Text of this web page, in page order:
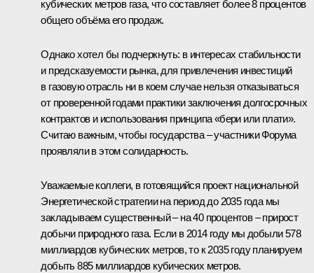
кубических метров газа, что составляет более 8 процентов
общего объёма его продаж.
Однако хотел бы подчеркнуть: в интересах стабильности
и предсказуемости рынка, для привлечения инвестиций
в газовую отрасль ни в коем случае нельзя отказываться
от проверенной годами практики заключения долгосрочных
контрактов и использования принципа «бери или плати».
Считаю важным, чтобы государства – участники Форума
проявляли в этом солидарность.
Уважаемые коллеги, в готовящийся проект национальной
Энергетической стратегии на период до 2035 года мы
закладываем существенный – на 40 процентов – прирост
добычи природного газа. Если в 2014 году мы добыли 578
миллиардов кубических метров, то к 2035 году планируем
добыть 885 миллиардов кубических метров.